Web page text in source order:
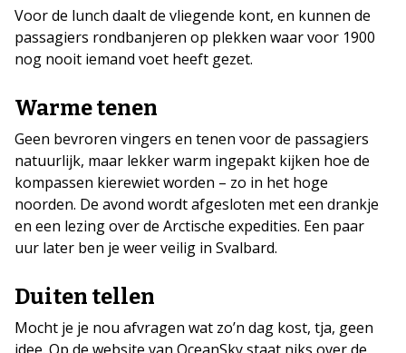
Voor de lunch daalt de vliegende kont, en kunnen de
passagiers rondbanjeren op plekken waar voor 1900
nog nooit iemand voet heeft gezet.
Warme tenen
Geen bevroren vingers en tenen voor de passagiers
natuurlijk, maar lekker warm ingepakt kijken hoe de
kompassen kierewiet worden – zo in het hoge
noorden. De avond wordt afgesloten met een drankje
en een lezing over de Arctische expedities. Een paar
uur later ben je weer veilig in Svalbard.
Duiten tellen
Mocht je je nou afvragen wat zo’n dag kost, tja, geen